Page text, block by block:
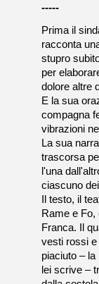
-----
Prima il
racconta
stupro
per
dolore altre
E la sua
compagna
vibrazioni
La sua
trascorsa
l'una
ciascuno
Il testo, il
Rame e
Franca. Il
vesti rossi e
piaciuto –
lei scrive –